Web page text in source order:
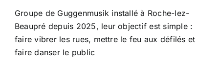
Groupe de Guggenmusik installé à Roche-lez-
Beaupré depuis 2025, leur objectif est simple :
faire vibrer les rues, mettre le feu aux défilés et
faire danser le public
Menu restauration scolaire
Relais Petite Enfance
Les écoles
Maison France Services
Actes de l’Etat-Civil
Démarches administratives
Listes électorales
La mairie
Conseil municipal
Séances du conseil municipal